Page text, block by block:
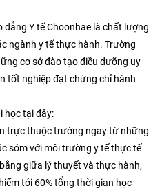
Y tế Choonhae là chất lượng
ngành y tế thực hành. Trường
cơ sở đào tạo điều dưỡng uy
tốt nghiệp đạt chứng chỉ hành
học tại đây:
trực thuộc trường ngay từ những
sớm với môi trường y tế thực tế
giữa lý thuyết và thực hành,
tới 60% tổng thời gian học